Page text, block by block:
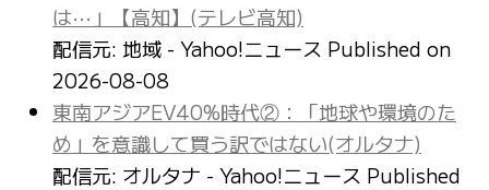
は⋯」【高知】(テレビ高知)
配信元: 地域 - Yahoo!ニュース Published on
2026-08-08
東南アジアEV40%時代②：「地球や環境のた
め」を意識して買う訳ではない(オルタナ)
配信元: オルタナ - Yahoo!ニュース Published